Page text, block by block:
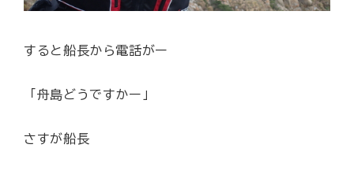
すると船長から電話がー
「舟島どうですかー」
さすが船長